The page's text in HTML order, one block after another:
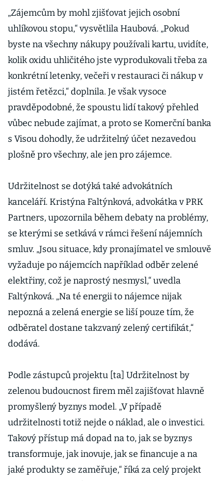
kontext.
Mnohdy za ní
ve firmách
kopou ženy
„Zájemcům by mohl zjišťovat jejich osobní
uhlíkovou stopu,“ vysvětlila Haubová. „Pokud
byste na všechny nákupy používali kartu, uvidíte,
kolik oxidu uhličitého jste vyprodukovali třeba za
konkrétní letenky, večeři v restauraci či nákup v
jistém řetězci,“ doplnila. Je však vysoce
pravděpodobné, že spoustu lidí takový přehled
vůbec nebude zajímat, a proto se Komerční banka
s Visou dohodly, že udržitelný účet nezavedou
plošně pro všechny, ale jen pro zájemce.
Udržitelnost se dotýká také advokátních
kanceláří. Kristýna Faltýnková, advokátka v PRK
Partners, upozornila během debaty na problémy,
se kterými se setkává v rámci řešení nájemních
smluv. „Jsou situace, kdy pronajímatel ve smlouvě
vyžaduje po nájemcích například odběr zelené
elektřiny, což je naprostý nesmysl,“ uvedla
Faltýnková. „Na té energii to nájemce nijak
nepozná a zelená energie se liší pouze tím, že
odběratel dostane takzvaný zelený certifikát,“
dodává.
Podle zástupců projektu [ta] Udržitelnost by
zelenou budoucnost firem měl zajišťovat hlavně
promyšlený byznys model. „V případě
udržitelnosti totiž nejde o náklad, ale o investici.
Takový přístup má dopad na to, jak se byznys
transformuje, jak inovuje, jak se financuje a na
jaké produkty se zaměřuje,“ říká za celý projekt